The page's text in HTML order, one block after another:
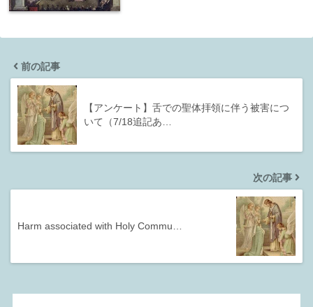
前の記事
【アンケート】舌での聖体拝領に伴う被害につ
いて（7/18追記あ…
次の記事
Harm associated with Holy Commu…